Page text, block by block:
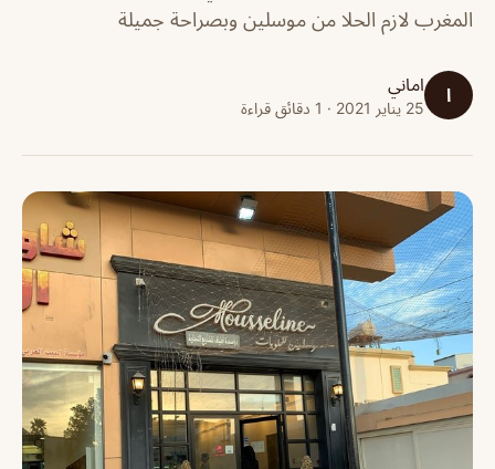
المغرب لازم الحلا من موسلين وبصراحة جميلة
ا اماني
25 يناير 2021 · 1 دقائق قراءة